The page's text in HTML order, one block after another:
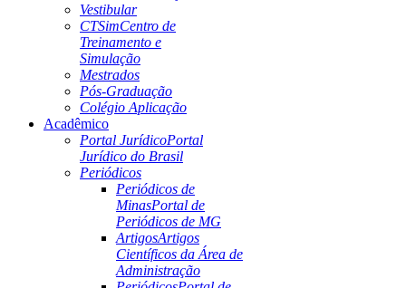
Vestibular
CTSimCentro de
Treinamento e
Simulação
Mestrados
Pós-Graduação
Colégio Aplicação
Acadêmico
Portal JurídicoPortal
Jurídico do Brasil
Periódicos
Periódicos de
MinasPortal de
Periódicos de MG
ArtigosArtigos
Científicos da Área de
Administração